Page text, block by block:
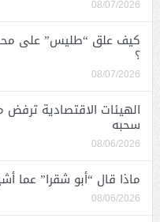
08/07/2026
كيف علق “طليس” على
؟
08/07/2026
الهيئات الاقتصادية
سحبه
08/06/2026
ماذا قال “أبو شقرا” عما
08/06/2026